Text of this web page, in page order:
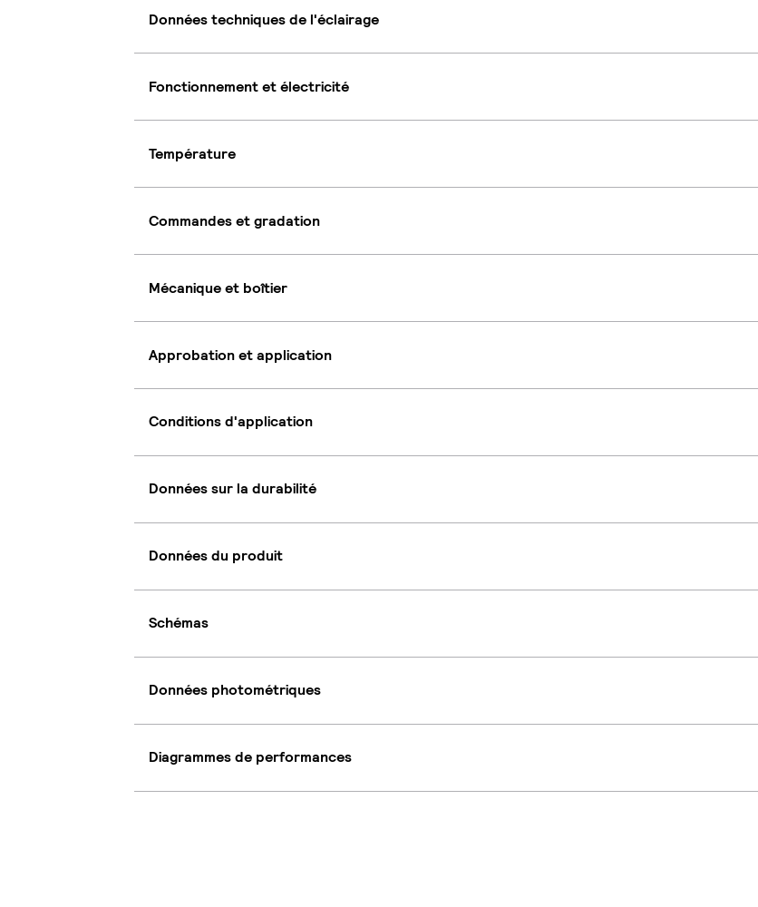
Données techniques de l'éclairage
Fonctionnement et électricité
Température
Commandes et gradation
Mécanique et boîtier
Approbation et application
Conditions d'application
Données sur la durabilité
Données du produit
Schémas
Données photométriques
Diagrammes de performances